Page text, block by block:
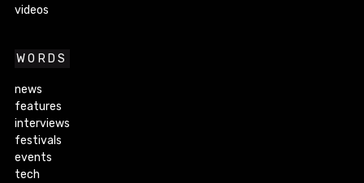
videos
WORDS
news
features
interviews
festivals
events
tech